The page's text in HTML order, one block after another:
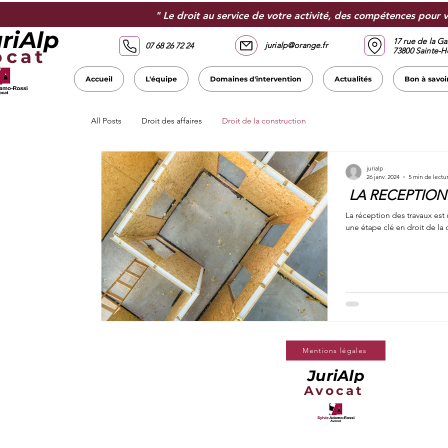
" Le droit au service de votre activité, des compétences pour
07 68 26 72 24 jurialp@orange.fr
17 rue de la
73800 Sainte-
Accueil L'équipe Domaines d'intervention Actualités Bon à
All Posts Droit des affaires Droit de la construction
LA
La réception des travaux est
une étape clé en droit de la
jurialp
26 janv. 2024
5 min de
Mentions légales
JuriAlp
Avocat